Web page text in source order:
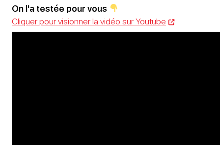
On l'a testée pour vous
Cliquer pour visionner la vidéo sur Youtube